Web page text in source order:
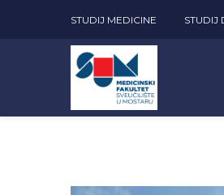
STUDIJ MEDICINE STUDIJ